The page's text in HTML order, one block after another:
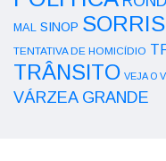
MAL SINOP
TENTATIVA DE HOMICÍDIO
TRÂNSITO VEJA O
VÁRZEA GRANDE